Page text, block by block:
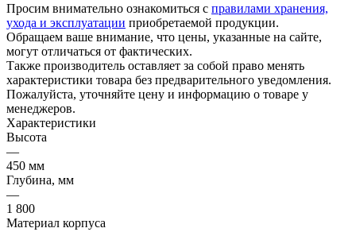
Просим внимательно ознакомиться с правилами хранения,
ухода и эксплуатации приобретаемой продукции.
Обращаем ваше внимание, что цены, указанные на сайте,
могут отличаться от фактических.
Также производитель оставляет за собой право менять
характеристики товара без предварительного уведомления.
Пожалуйста, уточняйте цену и информацию о товаре у
менеджеров.
Характеристики
Высота
—
450 мм
Глубина, мм
—
1 800
Материал корпуса